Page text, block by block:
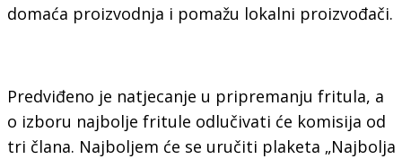
domaća proizvodnja i pomažu lokalni proizvođači.
Predviđeno je natjecanje u pripremanju fritula, a
o izboru najbolje fritule odlučivati će komisija od
tri člana. Najboljem će se uručiti plaketa „Najbolja